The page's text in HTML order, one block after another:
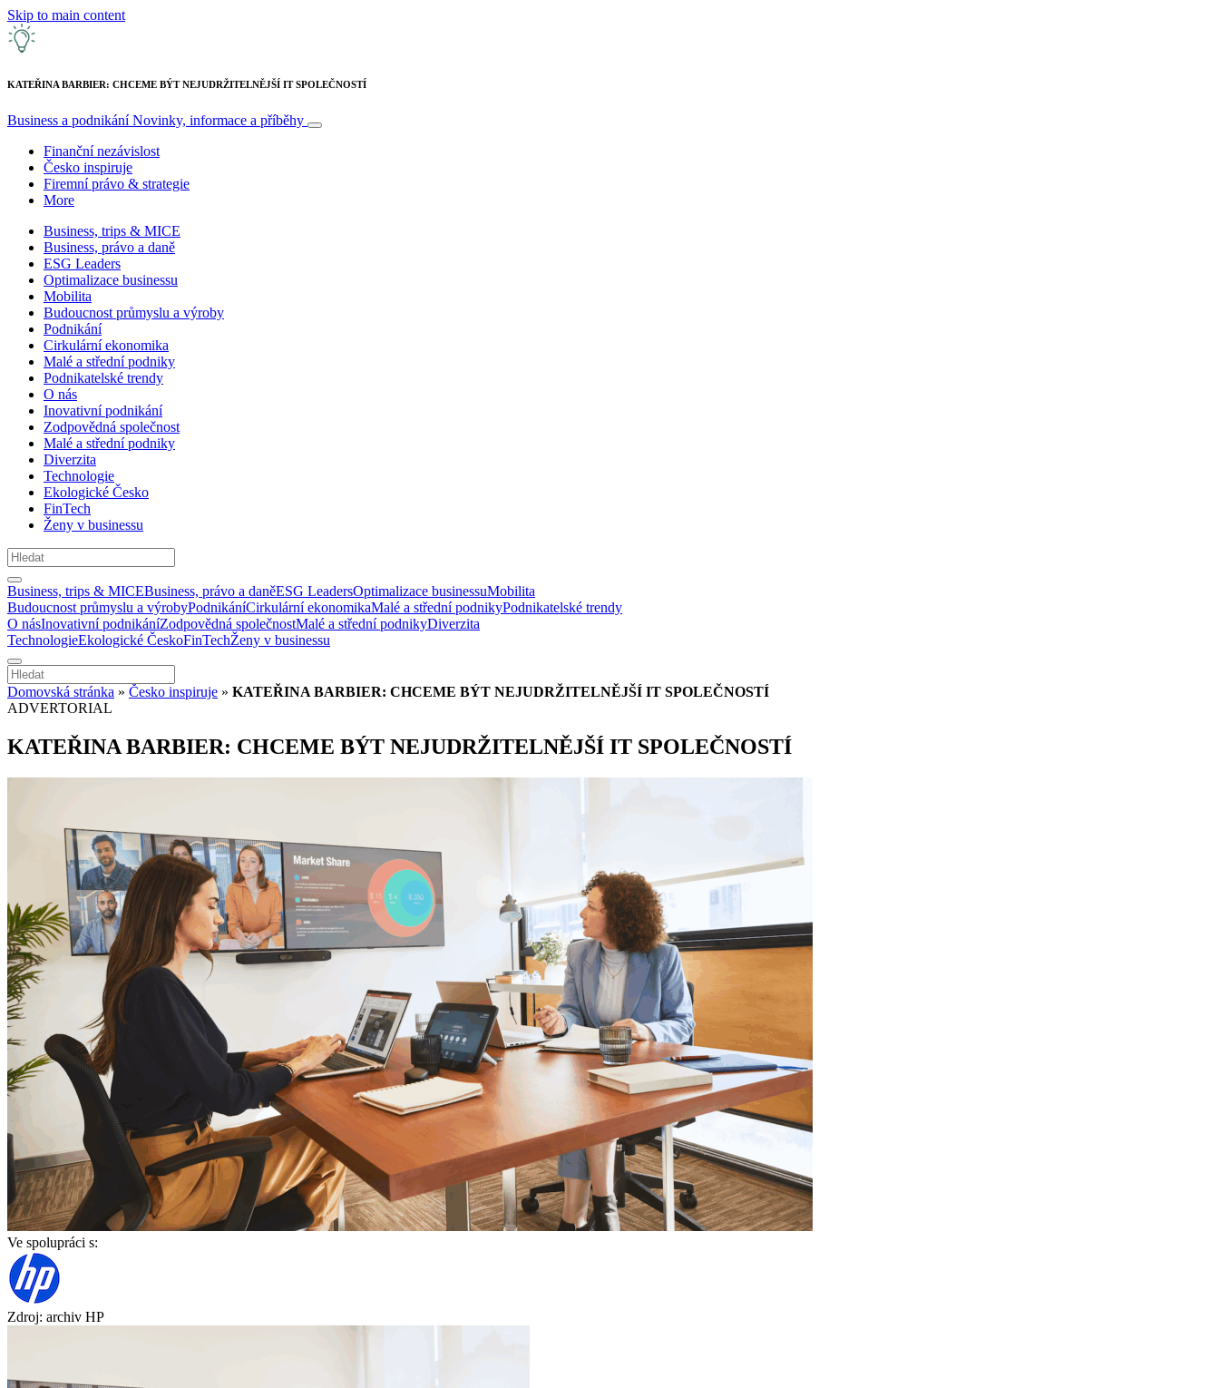
Skip to main content
KATEŘINA BARBIER: CHCEME BÝT NEJUDRŽITELNĚJŠÍ IT SPOLEČNOSTÍ
Business a podnikáníNovinky, informace a příběhy
Finanční nezávislost
Česko inspiruje
Firemní právo & strategie
More
Business, trips & MICE
Business, právo a daně
ESG Leaders
Optimalizace businessu
Mobilita
Budoucnost průmyslu a výroby
Podnikání
Cirkulární ekonomika
Malé a střední podniky
Podnikatelské trendy
O nás
Inovativní podnikání
Zodpovědná společnost
Malé a střední podniky
Diverzita
Technologie
Ekologické Česko
FinTech
Ženy v businessu
Business, trips & MICEBusiness, právo a daněESG LeadersOptimalizace businessuMobilita
Budoucnost průmyslu a výrobyPodnikáníCirkulární ekonomikaMalé a střední podnikyPodnikatelské trendy
O násInovativní podnikáníZodpovědná společnostMalé a střední podnikyDiverzita
TechnologieEkologické ČeskoFinTechŽeny v businessu
Domovská stránka » Česko inspiruje » KATEŘINA BARBIER: CHCEME BÝT NEJUDRŽITELNĚJŠÍ IT SPOLEČNOSTÍ
ADVERTORIAL
KATEŘINA BARBIER: CHCEME BÝT NEJUDRŽITELNĚJŠÍ IT SPOLEČNOSTÍ
Ve spolupráci s:
Zdroj: archiv HP